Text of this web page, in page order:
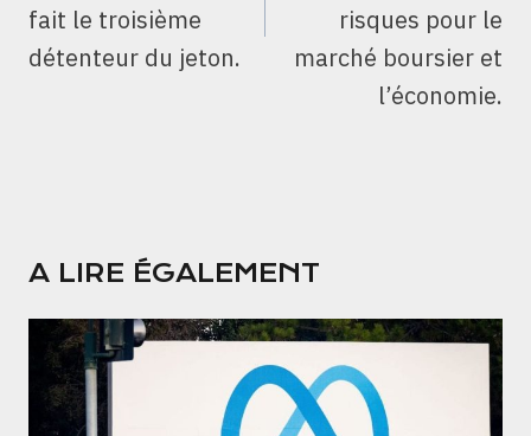
fait le troisième
détenteur du jeton.
risques pour le
marché boursier et
l’économie.
A LIRE ÉGALEMENT